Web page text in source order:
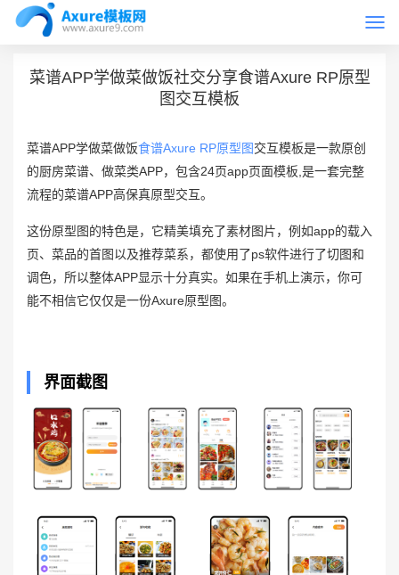
Axure手机原型
菜谱APP学做菜做饭社交分享食谱Axure RP原型
图交互模板
菜谱APP学做菜做饭食谱Axure RP原型图交互模板是一款原创
的厨房菜谱、做菜类APP，包含24页app页面模板,是一套完整
流程的菜谱APP高保真原型交互。
这份原型图的特色是，它精美填充了素材图片，例如app的载入
页、菜品的首图以及推荐菜系，都使用了ps软件进行了切图和
调色，所以整体APP显示十分真实。如果在手机上演示，你可
能不相信它仅仅是一份Axure原型图。
界面截图